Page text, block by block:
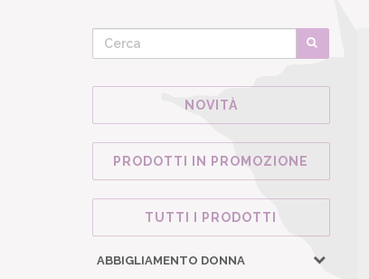
NOVITÀ
PRODOTTI IN PROMOZIONE
TUTTI I PRODOTTI
ABBIGLIAMENTO DONNA